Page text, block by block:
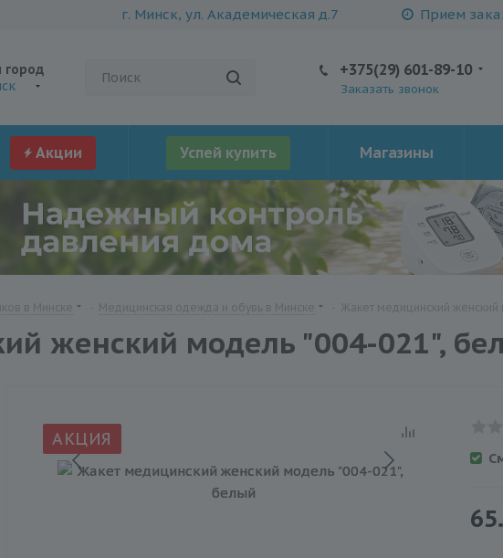
г. Минск, ул. Академическая д.7 Прием
город
+375(29) 601-89-10
Заказать звонок
Акции Успей купить Магазины
женский модель "004-021",
АКЦИЯ